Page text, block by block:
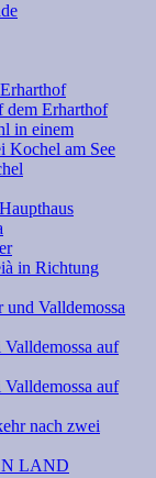
dem Erharthof
in einem
Kochel am See
in Richtung
Valldemossa
auf
auf
nach zwei
LAND